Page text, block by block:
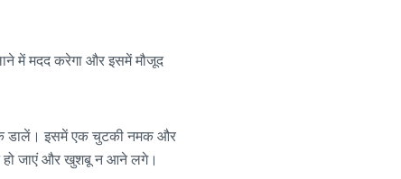
में मदद करेगा और इसमें मौजूद
डालें। इसमें एक चुटकी नमक और
हो जाएं और खुशबू न आने लगे।